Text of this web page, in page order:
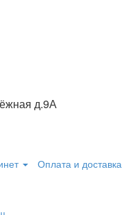
д.9А
Оплата и доставка